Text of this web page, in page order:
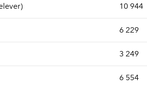
10 944
6 229
3 249
6 554